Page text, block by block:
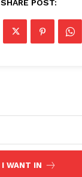
SHARE POST:
I WANT IN